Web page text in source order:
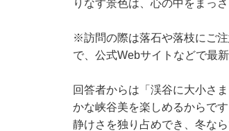
りなす景色は、心の中をまっ
※訪問の際は落石や落枝にご
で、公式Webサイトなどで最
回答者からは「渓谷に大小さ
かな峡谷美を楽しめるからで
静けさを独り占めでき、冬な